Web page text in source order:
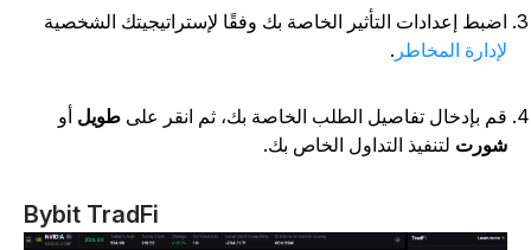
إعدادات التأثير الخاصة بك وفقًا لإستراتيجيتك الشخصية
المخاطر.
بإدخال تفاصيل الطلب الخاصة بك، ثم انقر علىطويلأو
لتنفيذ التداول الخاص بك.
Bybit TradFi